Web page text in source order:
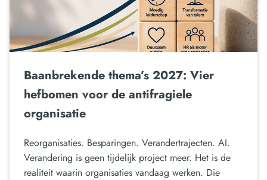
Baanbrekende thema’s 2027: Vier
hefbomen voor de antifragiele
organisatie
Reorganisaties. Besparingen. Verandertrajecten. AI.
Verandering is geen tijdelijk project meer. Het is de
realiteit waarin organisaties vandaag werken. Die